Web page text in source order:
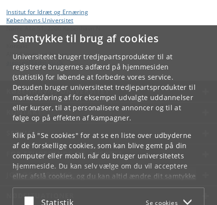
Samtykke til brug af cookies
Universitetet bruger tredjepartsprodukter til at
registrere brugernes adfærd på hjemmesiden
(statistik) for løbende at forbedre vores service.
Desuden bruger universitetet tredjepartsprodukter til
markedsføring af for eksempel udvalgte uddannelser
eller kurser, til at personalisere annoncer og til at
følge op på effekten af kampagner.
Klik på "Se cookies" for at se en liste over udbyderne
af de forskellige cookies, som kan blive gemt på din
computer eller mobil, når du bruger universitetets
hjemmeside. Du kan selv vælge om du vil acceptere
eller afslå cookies, og du kan altid ændre dit samtykke
underCookie- og privatlivspolitiksom du finder i
bunden af hver side.
Acceptér eller afslå
Statistik Se cookies
Institut for Idræt og Ernæring
Københavns Universitet
Allis Skovbjerg Jepsen
KØBENHAVNS UNIVERSITET
KONTAKT
SERVICES
FOR STUDERENDE OG ANSATTE
JOB OG KARRIERE
NØDSITUATIONER